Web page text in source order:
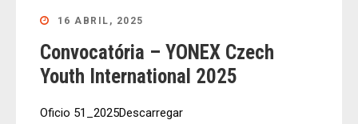
16 ABRIL, 2025
Convocatória – YONEX Czech
Youth International 2025
Oficio 51_2025Descarregar